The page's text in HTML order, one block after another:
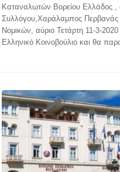
Καταναλωτών Βορείου Ελλάδος ,
Συλλόγου,Χαράλαμπος Περβανάς
Νομικών, αύριο Τετάρτη 11-3-
Ελληνικό Κοινοβούλιο και θα